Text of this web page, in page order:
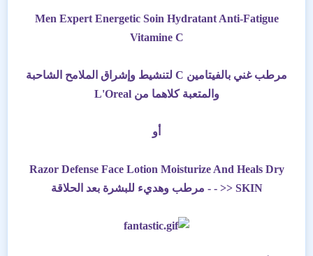
Men Expert Energetic Soin Hydratant Anti-Fatigue
Vitamine C
مرطب غني بالفيتامين C لتنشيط وإشراق الملامح الشاحبة
والمتعبة كلاهما من L'Oreal
أو
Razor Defense Face Lotion Moisturize And Heals Dry
SKIN << - - مرطب وهديء للبشرة بعد الحلاقة